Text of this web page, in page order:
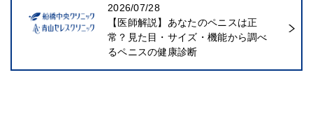
2026/07/28
【医師解説】あなたのペニスは正
常？見た目・サイズ・機能から調べ
るペニスの健康診断